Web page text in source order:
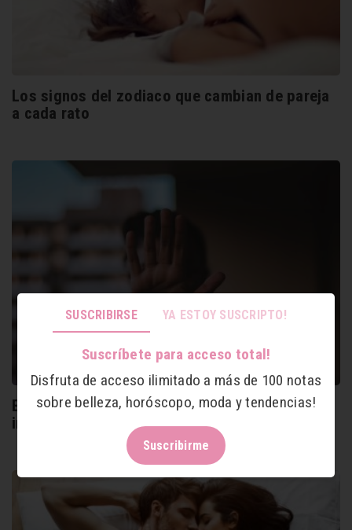
Los signos del zodiaco que cambian de pareja
a cada rato
Estos son los cinco signos del zodiaco más
impulsivos
SUSCRIBIRSE YA ESTOY SUSCRIPTO!
Suscríbete para acceso total!
Disfruta de acceso ilimitado a más de 100 notas
sobre belleza, horóscopo, moda y tendencias!
Suscribirme